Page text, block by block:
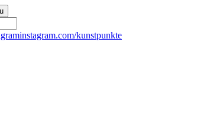
instagram.com/kunstpunkte